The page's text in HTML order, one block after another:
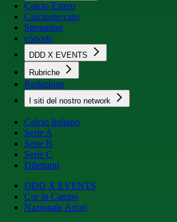
Calcio Estero
Calciomercato
Streaming
eSports
DDD X EVENTS
Rubriche
Redazione
I siti del nostro network
Calcio Italiano
Serie A
Serie B
Serie C
Dilettanti
DDD X EVENTS
Cur in Campo
Nazionale Attori